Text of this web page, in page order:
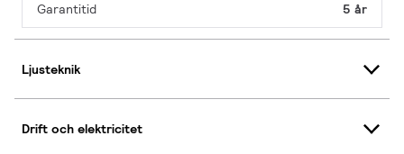
Garantitid 5 år
Ljusteknik
Drift och elektricitet